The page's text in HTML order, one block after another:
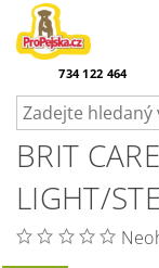
734 122 464
BRIT
LIGHT/